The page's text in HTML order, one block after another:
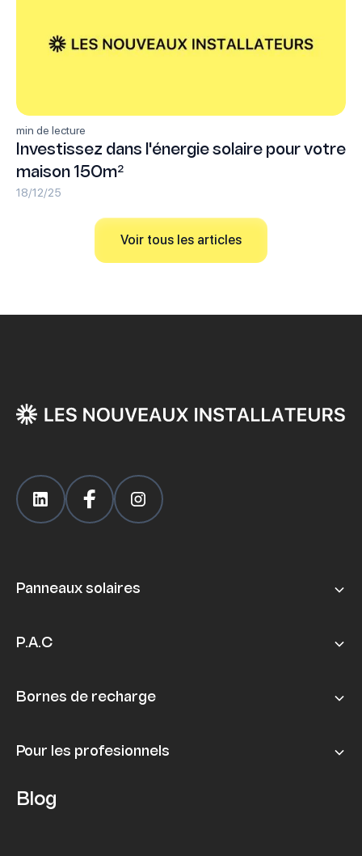
min de lecture
Investissez dans l'énergie solaire pour votre
maison 150m²
18/12/25
Voir tous les articles
Panneaux solaires
P.A.C
Bornes de recharge
Pour les profesionnels
Blog